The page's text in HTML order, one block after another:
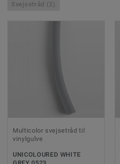
Svejsetråd (2)
Multicolor svejsetråd til
vinylgulve
UNICOLOURED WHITE